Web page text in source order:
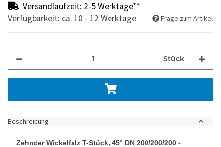
Versandlaufzeit: 2-5 Werktage**
Verfügbarkeit: ca. 10 - 12 Werktage
Frage zum Artikel
Stück
Beschreibung
Zehnder Wickelfalz T-Stück, 45° DN 200/200/200 -